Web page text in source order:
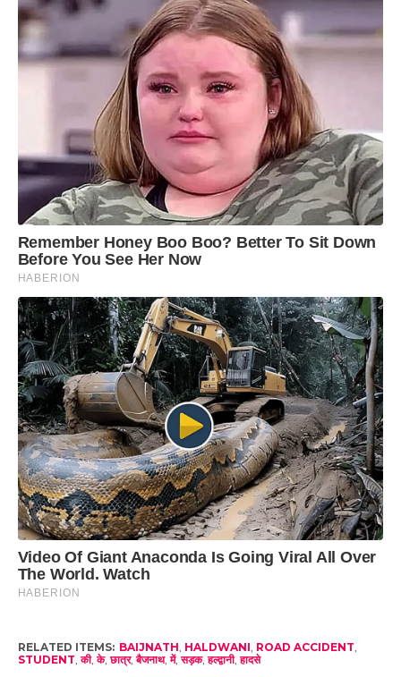
RELATED ITEMS: BAIJNATH, HALDWANI, ROAD ACCIDENT,
STUDENT,की,के,छात्र,बैजनाथ,में,सड़क,हल्द्वानी,हादसे